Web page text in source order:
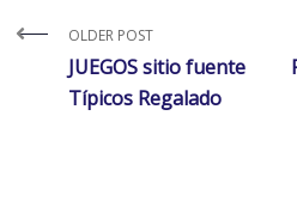
OLDER POST
JUEGOS sitio fuente
Típicos Regalado